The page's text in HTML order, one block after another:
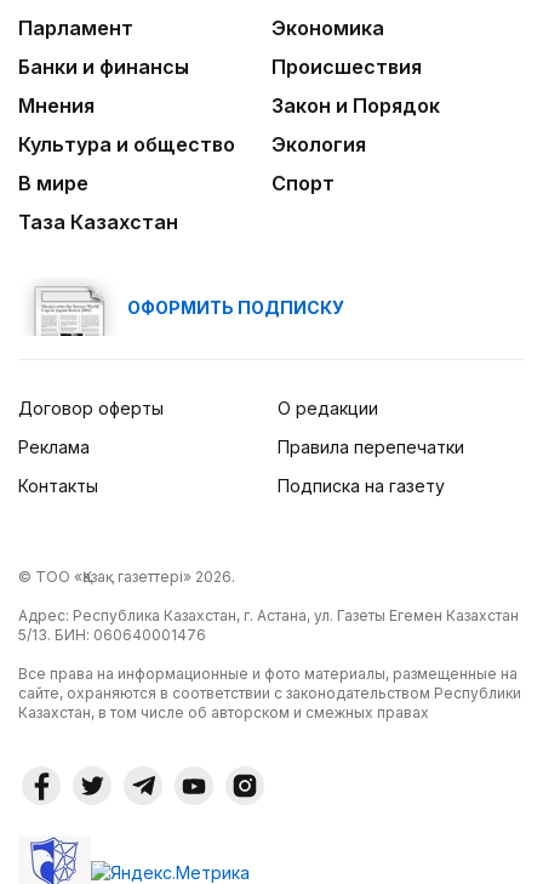
Парламент
Экономика
Банки и финансы
Происшествия
Мнения
Закон и Порядок
Культура и общество
Экология
В мире
Спорт
Таза Казахстан
ОФОРМИТЬ ПОДПИСКУ
Договор оферты
Реклама
Контакты
О редакции
Правила перепечатки
Подписка на газету
© ТОО «Қазақ газеттері» 2026.
Адрес: Республика Казахстан, г. Астана, ул. Газеты Егемен Казахстан
5/13. БИН: 060640001476
Все права на информационные и фото материалы, размещенные на
сайте, охраняются в соответствии с законодательством Республики
Казахстан, в том числе об авторском и смежных правах